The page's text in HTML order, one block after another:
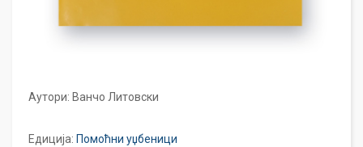
Аутори: Ванчо Литовски
Едиција: Помоћни уџбеници